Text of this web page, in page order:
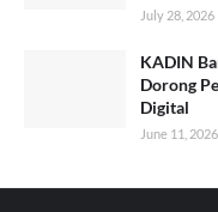
July 28, 2026
KADIN
Dorong
Digital
June 11, 2026